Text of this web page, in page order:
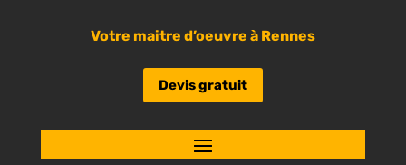
Votre maitre d’oeuvre à Rennes
Devis gratuit